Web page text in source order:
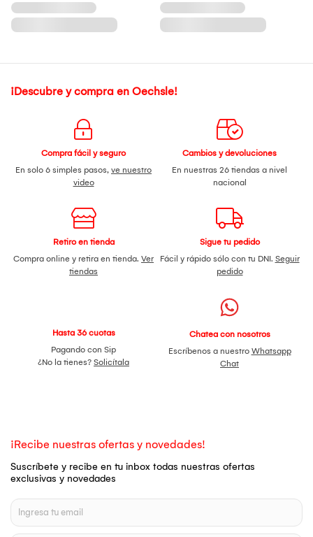
¡Descubre y compra en Oechsle!
Compra fácil y seguro
En solo 6 simples pasos, ve nuestro
video
Cambios y devoluciones
En nuestras 26 tiendas a nivel
nacional
Retiro en tienda
Compra online y retira en tienda. Ver
tiendas
Sigue tu pedido
Fácil y rápido sólo con tu DNI. Seguir
pedido
Hasta 36 cuotas
Pagando con Sip
¿No la tienes? Solicítala
Chatea con nosotros
Escríbenos a nuestro Whatsapp
Chat
¡Recibe nuestras ofertas y novedades!
Suscríbete y recibe en tu inbox todas nuestras ofertas
exclusivas y novedades